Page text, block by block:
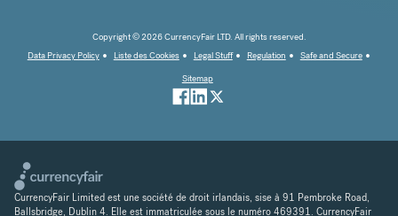
Copyright © 2026 CurrencyFair LTD. All rights reserved.
Data Privacy Policy
Liste des Cookies Legal Stuff Regulation
Safe and Secure
Sitemap
CurrencyFair Limited est une société de droit irlandais, sise à 91 Pembroke Road,
Ballsbridge, Dublin 4. Elle est immatriculée sous le numéro 469391. CurrencyFair